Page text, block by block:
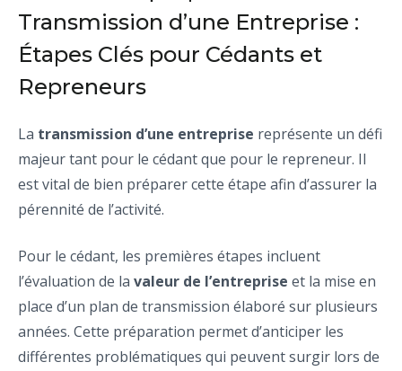
Transmission d’une Entreprise :
Étapes Clés pour Cédants et
Repreneurs
La transmission d’une entreprise représente un défi
majeur tant pour le cédant que pour le repreneur. Il
est vital de bien préparer cette étape afin d’assurer la
pérennité de l’activité.
Pour le cédant, les premières étapes incluent
l’évaluation de la valeur de l’entreprise et la mise en
place d’un plan de transmission élaboré sur plusieurs
années. Cette préparation permet d’anticiper les
différentes problématiques qui peuvent surgir lors de